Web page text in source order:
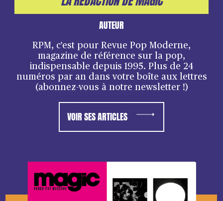
AUTEUR
RPM, c'est pour Revue Pop Moderne,
magazine de référence sur la pop,
indispensable depuis 1995. Plus de 24
numéros par an dans votre boîte aux lettres
(abonnez-vous à notre newsletter !)
VOIR SES ARTICLES